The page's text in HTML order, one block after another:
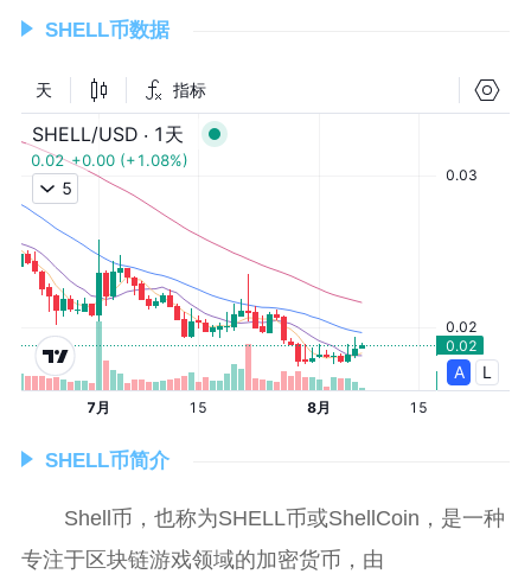
SHELL币数据
SHELL币简介
Shell币，也称为SHELL币或ShellCoin，是一种
专注于区块链游戏领域的加密货币，由